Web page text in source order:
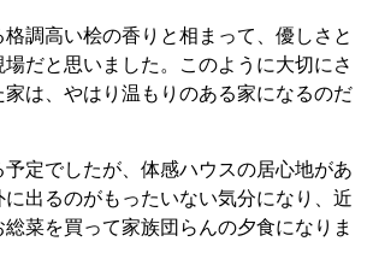
調高い桧の香りと相まって、優しさと
だと思いました。このように大切にさ
は、やはり温もりのある家になるのだ
定でしたが、体感ハウスの居心地があ
に出るのがもったいない気分になり、近
総菜を買って家族団らんの夕食になりま